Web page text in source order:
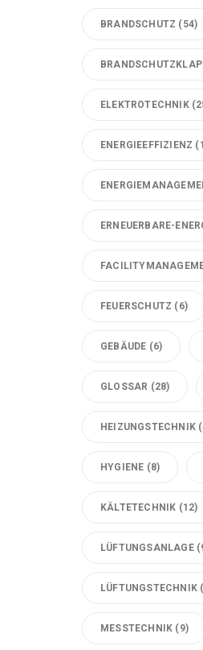
BRANDSCHUTZ (54)
ELEKTROTECHNIK
ENERGIEEFFIZIENZ
ERNEUERBARE-
FEUERSCHUTZ (6)
GEBÄUDE (6)
GLOSSAR (28)
HEIZUNGSTECHNIK
HYGIENE (8)
KÄLTETECHNIK (12)
LÜFTUNGSANLAGE
LÜFTUNGSTECHNIK
MESSTECHNIK (9)